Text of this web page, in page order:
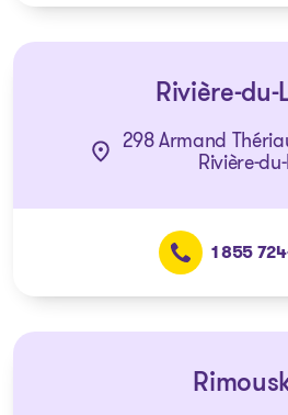
Rivière-du-
298 Armand
Rivière-
1 855